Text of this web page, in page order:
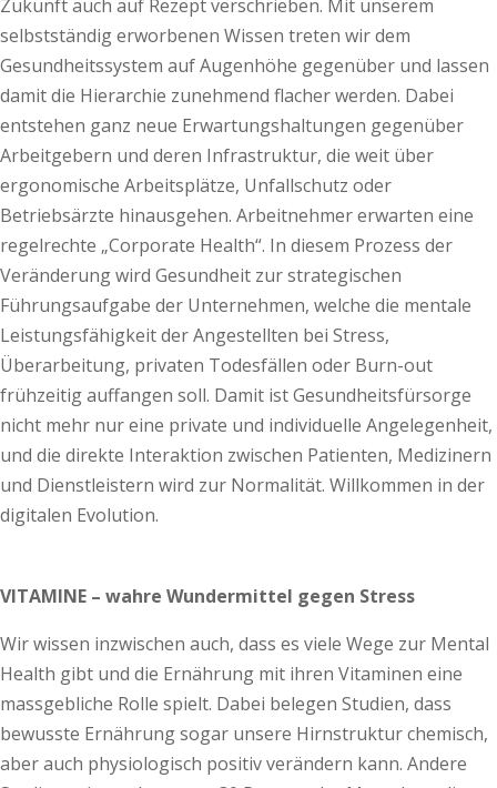
Zukunft auch auf Rezept verschrieben. Mit unserem
selbstständig erworbenen Wissen treten wir dem
Gesundheitssystem auf Augenhöhe gegenüber und lassen
damit die Hierarchie zunehmend flacher werden. Dabei
entstehen ganz neue Erwartungshaltungen gegenüber
Arbeitgebern und deren Infrastruktur, die weit über
ergonomische Arbeitsplätze, Unfallschutz oder
Betriebsärzte hinausgehen. Arbeitnehmer erwarten eine
regelrechte „Corporate Health“. In diesem Prozess der
Veränderung wird Gesundheit zur strategischen
Führungsaufgabe der Unternehmen, welche die mentale
Leistungsfähigkeit der Angestellten bei Stress,
Überarbeitung, privaten Todesfällen oder Burn-out
frühzeitig auffangen soll. Damit ist Gesundheitsfürsorge
nicht mehr nur eine private und individuelle Angelegenheit,
und die direkte Interaktion zwischen Patienten, Medizinern
und Dienstleistern wird zur Normalität. Willkommen in der
digitalen Evolution.
VITAMINE – wahre Wundermittel gegen Stress
Wir wissen inzwischen auch, dass es viele Wege zur Mental
Health gibt und die Ernährung mit ihren Vitaminen eine
massgebliche Rolle spielt. Dabei belegen Studien, dass
bewusste Ernährung sogar unsere Hirnstruktur chemisch,
aber auch physiologisch positiv verändern kann. Andere